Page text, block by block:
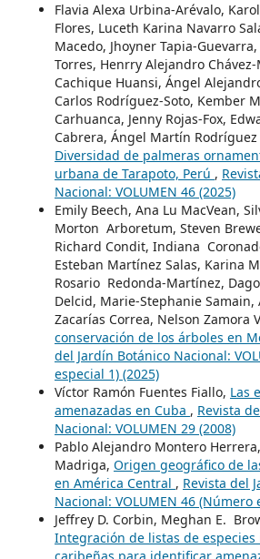
Flavia Alexa Urbina-Arévalo,
Flores, Luceth Karina Navarro
Macedo, Jhoyner Tapia-
Torres, Henrry Alejandro
Cachique Huansi, Ángel
Carlos Rodríguez-Soto, Kember
Carhuanca, Jenny Rojas-Fox,
Cabrera, Ángel Martín
Diversidad de palmeras
urbana de Tarapoto, Perú ,
Nacional: VOLUMEN 46 (2025)
Emily Beech, Ana Lu MacVean,
Morton Arboretum, Steven
Richard Condit, Indiana
Esteban Martínez Salas, Karina
Rosario Redonda-Martínez,
Delcid, Marie-Stephanie Samain,
Zacarías Correa, Nelson Zamora
conservación de los árboles en
del Jardín Botánico Nacional:
especial 1) (2025)
Víctor Ramón Fuentes Fiallo, Las
amenazadas en Cuba , Revista
Nacional: VOLUMEN 29 (2008)
Pablo Alejandro Montero
Madriga, Origen geográfico de
en América Central , Revista del
Nacional: VOLUMEN 46 (Número
Jeffrey D. Corbin, Meghan E.
Integración de listas de especies